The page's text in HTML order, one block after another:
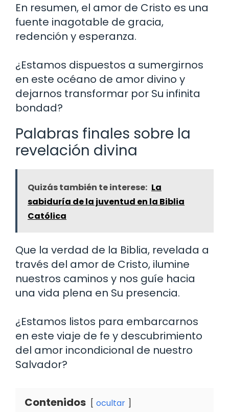
En resumen, el amor de Cristo es una
fuente inagotable de gracia,
redención y esperanza.
¿Estamos dispuestos a sumergirnos
en este océano de amor divino y
dejarnos transformar por Su infinita
bondad?
Palabras finales sobre la
revelación divina
Quizás también te interese: La
sabiduría de la juventud en la Biblia
Católica
Que la verdad de la Biblia, revelada a
través del amor de Cristo, ilumine
nuestros caminos y nos guíe hacia
una vida plena en Su presencia.
¿Estamos listos para embarcarnos
en este viaje de fe y descubrimiento
del amor incondicional de nuestro
Salvador?
Contenidos ocultar